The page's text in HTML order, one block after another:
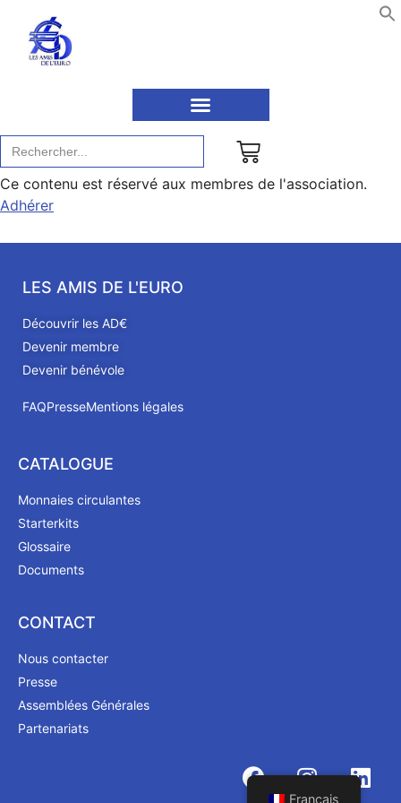
Recherche
de
:
Ce contenu est réservé aux membres de l'association.
Adhérer
LES AMIS DE L'EURO
Découvrir les AD€
Devenir membre
Devenir bénévole
FAQPresseMentions légales
CATALOGUE
Monnaies circulantes
Starterkits
Glossaire
Documents
CONTACT
Nous contacter
Presse
Assemblées Générales
Partenariats
Français